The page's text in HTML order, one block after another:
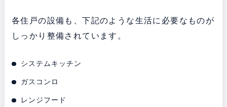
各住戸の設備も、下記のような生活に必要なものが
しっかり整備されています。
システムキッチン
ガスコンロ
レンジフード